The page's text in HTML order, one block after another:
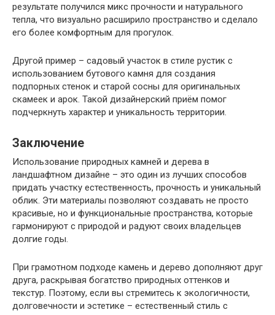
результате получился микс прочности и натурального
тепла, что визуально расширило пространство и сделало
его более комфортным для прогулок.
Другой пример – садовый участок в стиле рустик с
использованием бутового камня для создания
подпорных стенок и старой сосны для оригинальных
скамеек и арок. Такой дизайнерский приём помог
подчеркнуть характер и уникальность территории.
Заключение
Использование природных камней и дерева в
ландшафтном дизайне – это один из лучших способов
придать участку естественность, прочность и уникальный
облик. Эти материалы позволяют создавать не просто
красивые, но и функциональные пространства, которые
гармонируют с природой и радуют своих владельцев
долгие годы.
При грамотном подходе камень и дерево дополняют друг
друга, раскрывая богатство природных оттенков и
текстур. Поэтому, если вы стремитесь к экологичности,
долговечности и эстетике – естественный стиль с